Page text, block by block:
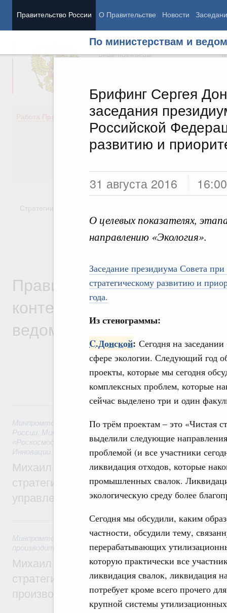
Правительство России О Правительстве Новости
По министерствам и
Брифинг Сергея
заседания
Российской
развитию и
31 августа 2016 16:00
О целевых показателях,
направлению «Экология».
Заседание президиума Совета
стратегическому развитию и
года.
Из стенограммы:
C.Донской: Сегодня на
сфере экологии. Следующий год
проекты, которые мы сегодня
комплексных проблем, которые
сейчас выделено три и один
По трём проектам – это «Чистая
выделили следующие
проблемой (и все участники
ликвидация отходов, которые
промышленных свалок.
экологическую среду более
Сегодня мы обсудили, каким
частности, обсудили тему,
перерабатывающих
которую практически все
ликвидация свалок, ликвидация
потребует кроме всего прочего
крупной системы
Председатель Правительства
Вице-премьеры
Работа Правительства
Демография
Здоровье
Культура
Государство
Стратегии
Правительственная
контексте работы
ведомств
6 августа, четверг
Минпромторг России,Минфин России,
России Минсельхоз России
«Роскосмос»
Госкорпорация «Росатом»,6 августа 2026,
Инновации
Михаил Мишустин дал поручения по
стратегической сессии о
управления научно-технологическим
5 августа, среда
Минпромторг России ,Минэкономразвития России ,5
производительности труда и поддержки занятости
Михаил Мишустин дал поручения по
стратегической сессии, посвящённой
производительности труда